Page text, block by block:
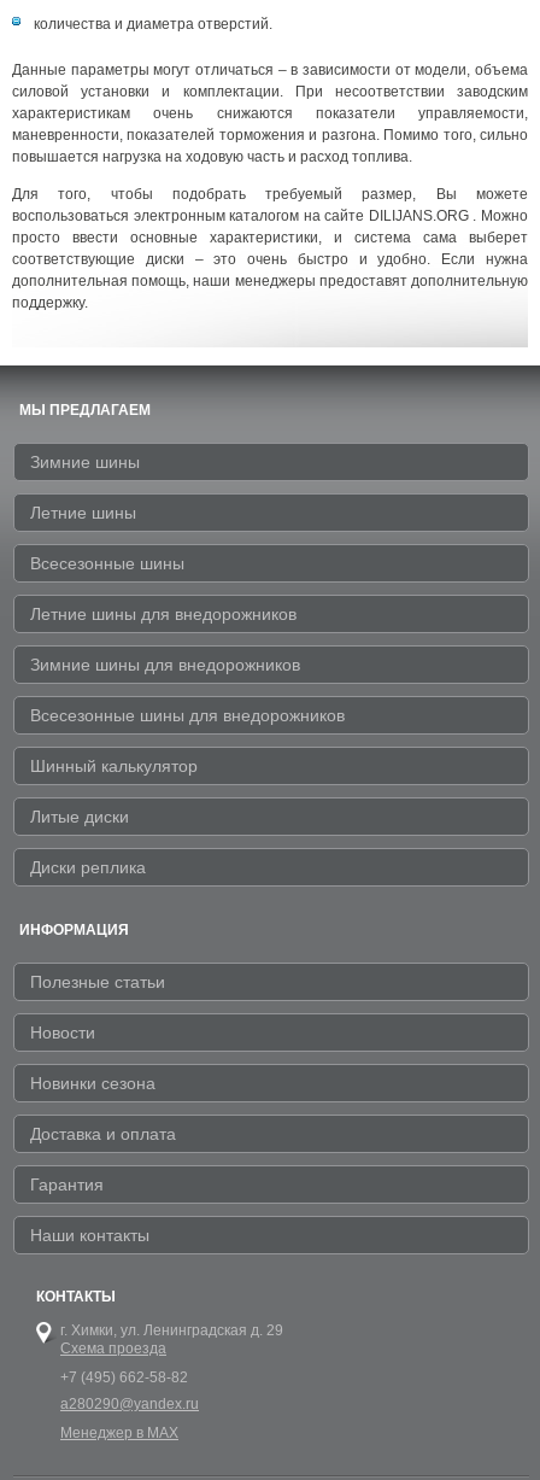
количества и диаметра отверстий.
Данные параметры могут отличаться – в зависимости от модели, объема
силовой установки и комплектации. При несоответствии заводским
характеристикам очень снижаются показатели управляемости,
маневренности, показателей торможения и разгона. Помимо того, сильно
повышается нагрузка на ходовую часть и расход топлива.
Для того, чтобы подобрать требуемый размер, Вы можете
воспользоваться электронным каталогом на сайте DILIJANS.ORG . Можно
просто ввести основные характеристики, и система сама выберет
соответствующие диски – это очень быстро и удобно. Если нужна
дополнительная помощь, наши менеджеры предоставят дополнительную
поддержку.
МЫ ПРЕДЛАГАЕМ
Зимние шины
Летние шины
Всесезонные шины
Летние шины для внедорожников
Зимние шины для внедорожников
Всесезонные шины для внедорожников
Шинный калькулятор
Литые диски
Диски реплика
ИНФОРМАЦИЯ
Полезные статьи
Новости
Новинки сезона
Доставка и оплата
Гарантия
Наши контакты
КОНТАКТЫ
г. Химки, ул. Ленинградская д. 29
Схема проезда
+7 (495) 662-58-82
a280290@yandex.ru
Менеджер в MAX